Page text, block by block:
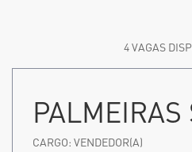
4 VAGAS
PALMEIRAS
CARGO: VENDEDOR(A)